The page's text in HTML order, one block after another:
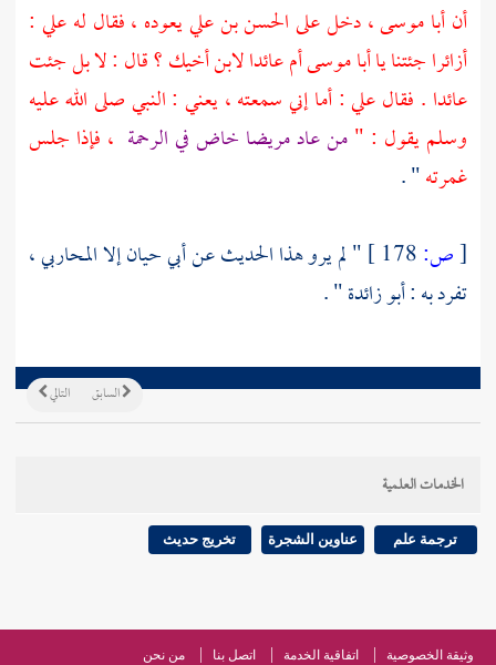
أنأبا موسى، دخل علىالحسن بن علييعوده ، فقال لهعلي :
أزائرا جئتنا ياأبا موسىأم عائدا لابن أخيك ؟ قال : لا بل جئت
عائدا . فقالعلي: أما إني سمعته ، يعني : النبي صلى الله عليه
وسلم يقول : "من عاد مريضا خاض في الرحمة ، فإذا جلس
غمرته" .
[ص: " لم يرو هذا الحديث عنأبي حيانإلاالمحاربي،
تفرد به :أبو زائدة" .
التالي السابق
الخدمات العلمية
ترجمة علم عناوين الشجرة تخريج حديث
وثيقة الخصوصية اتفاقية الخدمة اتصل بنا من نحن